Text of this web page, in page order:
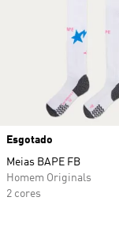
Esgotado
Meias BAPE FB
Homem Originals
2 cores